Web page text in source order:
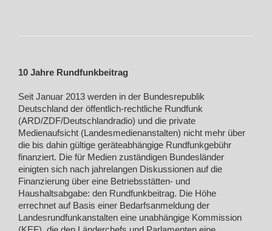
10 Jahre Rundfunkbeitrag
Seit Januar 2013 werden in der Bundesrepublik
Deutschland der öffentlich-rechtliche Rundfunk
(ARD/ZDF/Deutschlandradio) und die private
Medienaufsicht (Landesmedienanstalten) nicht mehr über
die bis dahin gültige geräteabhängige Rundfunkgebühr
finanziert. Die für Medien zuständigen Bundesländer
einigten sich nach jahrelangen Diskussionen auf die
Finanzierung über eine Betriebsstätten- und
Haushaltsabgabe: den Rundfunkbeitrag. Die Höhe
errechnet auf Basis einer Bedarfsanmeldung der
Landesrundfunkanstalten eine unabhängige Kommission